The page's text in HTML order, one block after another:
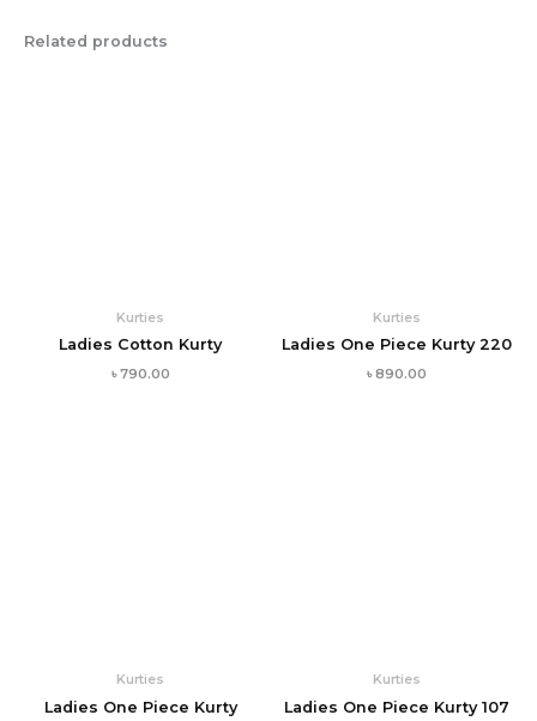
Related products
Kurties
Ladies Cotton Kurty
৳790.00
Kurties
Ladies One Piece Kurty 220
৳890.00
Kurties
Ladies One Piece Kurty
Kurties
Ladies One Piece Kurty 107